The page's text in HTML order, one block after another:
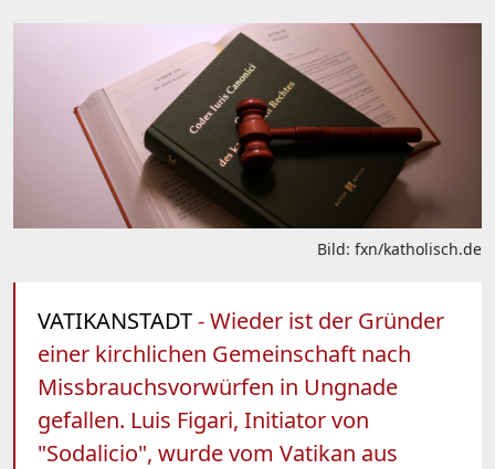
Bild: fxn/katholisch.de
VATIKANSTADT- Wieder ist der Gründer
einer kirchlichen Gemeinschaft nach
Missbrauchsvorwürfen in Ungnade
gefallen. Luis Figari, Initiator von
"Sodalicio", wurde vom Vatikan aus